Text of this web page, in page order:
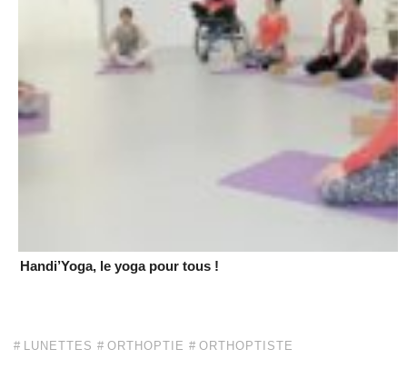
Handi’Yoga, le yoga pour tous !
LUNETTES ORTHOPTIE ORTHOPTISTE